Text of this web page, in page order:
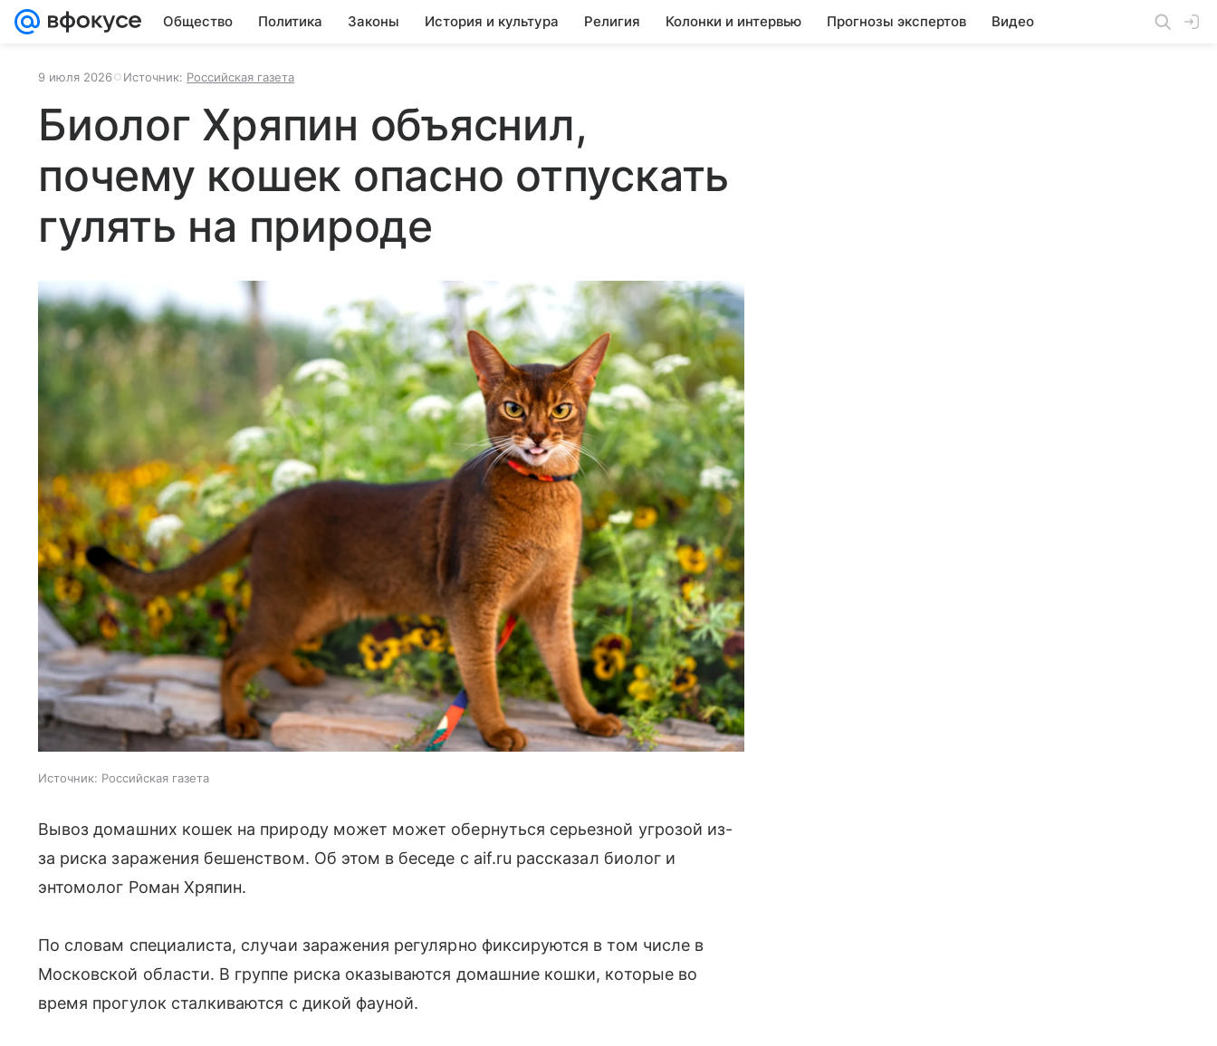
Общество Политика Законы История и культура Религия Колонки и интервью Прогнозы экспертов Видео
9 июля 2026 Источник: Российская газета
Биолог Хряпин объяснил,
почему кошек опасно отпускать
гулять на природе
Источник: Российская газета
Вывоз домашних кошек на природу может может обернуться серьезной угрозой из-
за риска заражения бешенством. Об этом в беседе с aif.ru рассказал биолог и
энтомолог Роман Хряпин.
По словам специалиста, случаи заражения регулярно фиксируются в том числе в
Московской области. В группе риска оказываются домашние кошки, которые во
время прогулок сталкиваются с дикой фауной.